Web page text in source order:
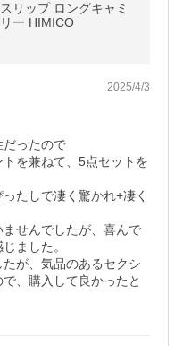
リップ ロングキャミ
ー HIMICO
2025/4/3
だったので
を兼ねて、5点セットを
たしで凄く驚かれ+凄く
せんでしたが、喜んで
ました。
が、気品のあるセクシ
、購入して良かったと